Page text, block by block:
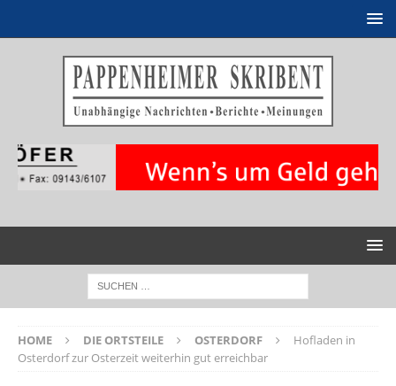
HOME DIE ORTSTEILE OSTERDORF
Hofladen in
Osterdorf zur Osterzeit weiterhin gut erreichbar